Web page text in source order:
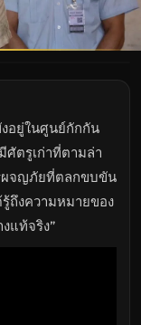
งอยู่ในศูนย์กักกัน
ศัตรูเก่าที่ตามล่า
ผจญภัยที่ตลกขบขัน
ถึงความหมายของ
แท้จริง”